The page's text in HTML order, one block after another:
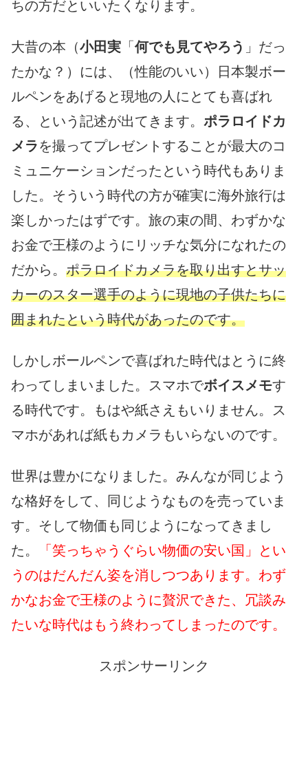
ちの方だといいたくなります。
大昔の本（小田実 「 何でも見てやろう 」だっ
たかな？）には、（性能のいい）日本製ボー
ルペンをあげると現地の人にとても喜ばれ
る、という記述が出てきます。 ポラロイドカ
メラを撮ってプレゼントすることが最大のコ
ミュニケーションだったという時代もありま
した。そういう時代の方が確実に海外旅行は
楽しかったはずです。旅の束の間、わずかな
お金で王様のようにリッチな気分になれたの
だから。 ポラロイドカメラを取り出すとサッ
カーのスター選手のように現地の子供たちに
囲まれたという時代があったのです。
しかしボールペンで喜ばれた時代はとうに終
わってしまいました。スマホでボイスメモす
る時代です。もはや紙さえもいりません。ス
マホがあれば紙もカメラもいらないのです。
世界は豊かになりました。みんなが同じよう
な格好をして、同じようなものを売っていま
す。そして物価も同じようになってきまし
た。
「笑っちゃうぐらい物価の安い国」とい
うのはだんだん姿を消しつつあります。わず
かなお金で王様のように贅沢できた、冗談み
たいな時代はもう終わってしまったのです。
スポンサーリンク